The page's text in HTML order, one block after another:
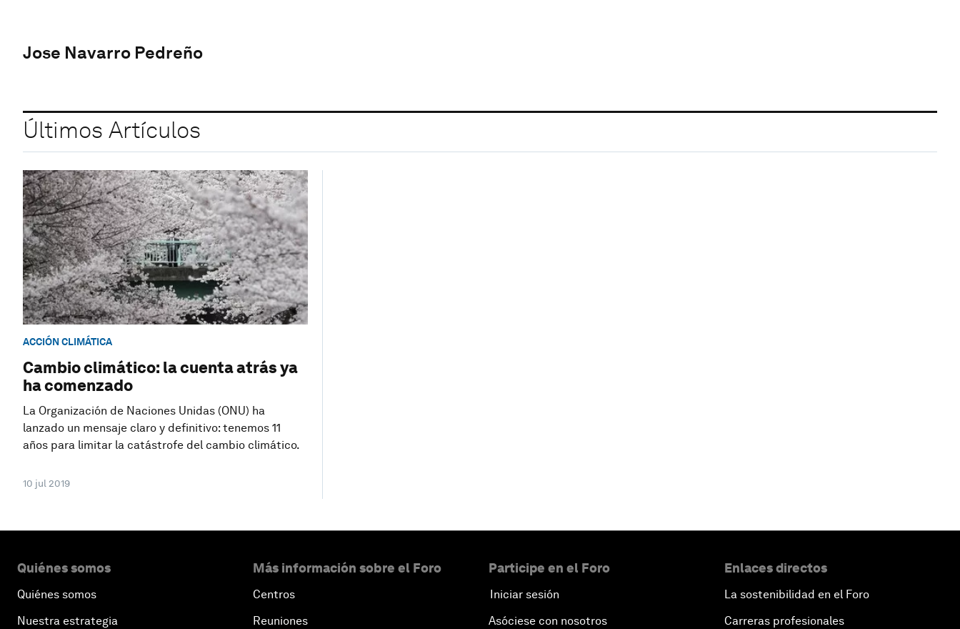
Jose Navarro Pedreño
Últimos Artículos
ACCIÓN CLIMÁTICA
Cambio climático: la cuenta atrás ya
ha comenzado
La Organización de Naciones Unidas (ONU) ha
lanzado un mensaje claro y definitivo: tenemos 11
años para limitar la catástrofe del cambio climático.
10 jul 2019
Quiénes somos
Quiénes somos
Nuestra estrategia
Más información sobre el Foro
Centros
Reuniones
Participe en el Foro
Iniciar sesión
Asóciese con nosotros
Enlaces directos
La sostenibilidad en el Foro
Carreras profesionales